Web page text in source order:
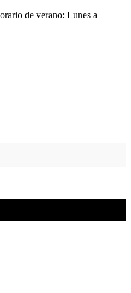
de verano: Lunes a